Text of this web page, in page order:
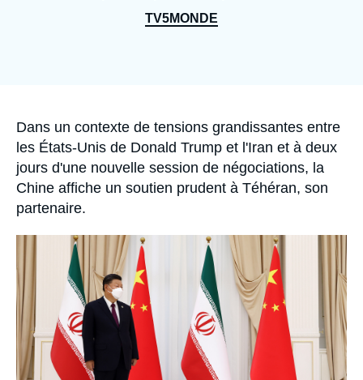
TV5MONDE
Accroche
Dans un contexte de tensions grandissantes entre
les États-Unis de Donald Trump et l'Iran et à deux
jours d'une nouvelle session de négociations, la
Chine affiche un soutien prudent à Téhéran, son
partenaire.
principale
médiatique